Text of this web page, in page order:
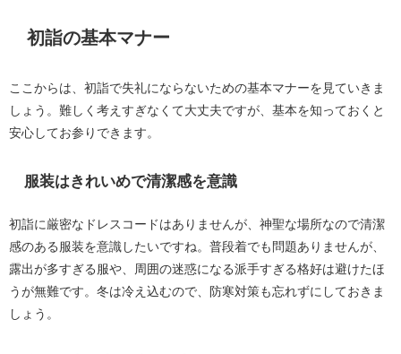
初詣の基本マナー
ここからは、初詣で失礼にならないための基本マナーを見ていきま
しょう。難しく考えすぎなくて大丈夫ですが、基本を知っておくと
安心してお参りできます。
服装はきれいめで清潔感を意識
初詣に厳密なドレスコードはありませんが、神聖な場所なので清潔
感のある服装を意識したいですね。普段着でも問題ありませんが、
露出が多すぎる服や、周囲の迷惑になる派手すぎる格好は避けたほ
うが無難です。冬は冷え込むので、防寒対策も忘れずにしておきま
しょう。